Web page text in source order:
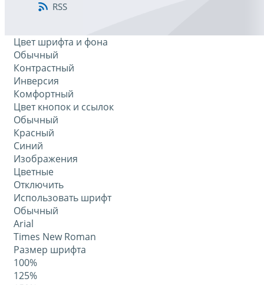
RSS
Цвет шрифта и фона
Обычный
Контрастный
Инверсия
Комфортный
Цвет кнопок и ссылок
Обычный
Красный
Синий
Изображения
Цветные
Отключить
Использовать шрифт
Обычный
Arial
Times New Roman
Размер шрифта
100%
125%